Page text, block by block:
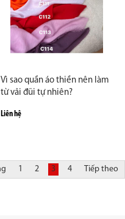
Vì sao quần áo thiền nên làm
từ vải đũi tự nhiên?
Liên hệ
1 2 3 4 Tiếp theo